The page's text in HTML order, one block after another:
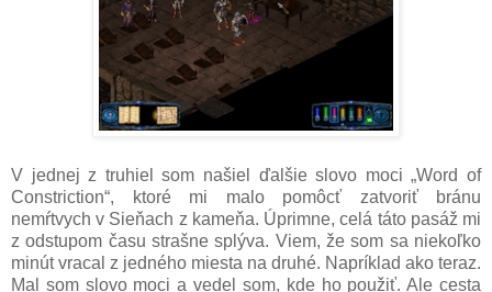
V jednej z truhiel som našiel ďalšie slovo moci „Word of
Constriction“, ktoré mi malo pomôcť zatvoriť bránu
nemŕtvych v Sieňach z kameňa. Úprimne, celá táto pasáž mi
z odstupom času strašne splýva. Viem, že som sa niekoľko
minút vracal z jedného miesta na druhé. Napríklad ako teraz.
Mal som slovo moci a vedel som, kde ho použiť. Ale cesta